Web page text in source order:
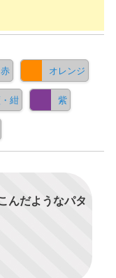
赤 オレンジ
紺 紫
んだようなパタ